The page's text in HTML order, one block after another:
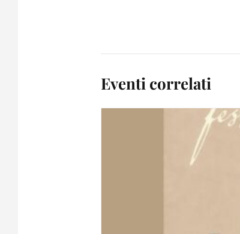
Eventi correlati